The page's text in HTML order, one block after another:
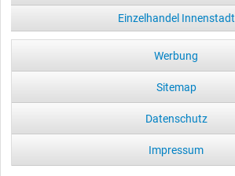
Einzelhandel Innenstadt
Werbung
Sitemap
Datenschutz
Impressum